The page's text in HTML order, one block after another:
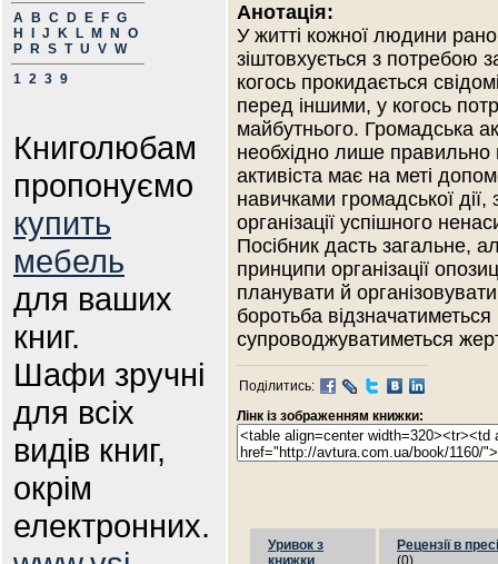
A
B C D E F G
H
J K L M N
O
P
R S T U V W
1 2 3 9
Книголюбам
пропонуємо
купить
мебель
для ваших
книг.
Шафи зручні
для всіх
видів книг,
окрім
електронних.
Анотація:
У житті кожної людини
зіштовхується з потребою
когось прокидається
перед іншими, у когось
майбутнього. Громадська
необхідно лише правильно
активіста має на меті
навичками громадської
організації успішного
Посібник дасть загальне,
принципи організації
планувати й
боротьба
супроводжуватиметься
Поділитись:
Лінк із зображенням книжки:
Уривок з
книжки
Рецензії в пресі
(0)